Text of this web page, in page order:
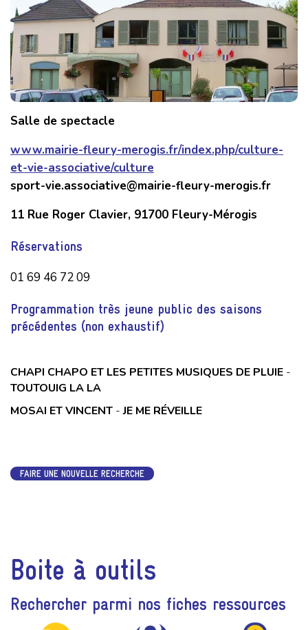
Salle de spectacle
www.mairie-fleury-merogis.fr/index.php/culture-
et-vie-associative/culture
sport-vie.associative@mairie-fleury-merogis.fr
11 Rue Roger Clavier, 91700 Fleury-Mérogis
Réservations
01 69 46 72 09
Programmation très jeune public des saisons
précédentes (non exhaustif)
CHAPI CHAPO ET LES PETITES MUSIQUES DE PLUIE -
TOUTOUIG LA LA
MOSAI ET VINCENT -JE ME RÉVEILLE
FAIRE UNE NOUVELLE RECHERCHE
Boite à outils
Rechercher parmi nos fiches ressources